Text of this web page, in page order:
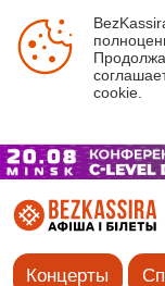
cookie.
Концерты